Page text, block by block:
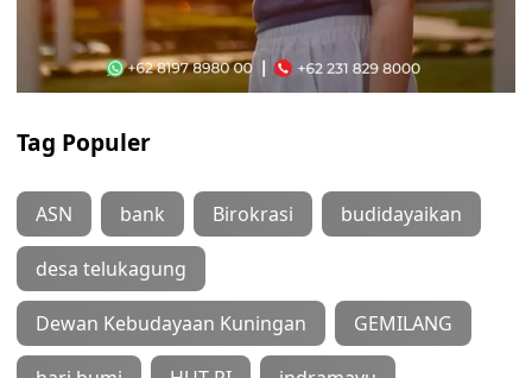
Tag Populer
ASN bank Birokrasi budidayaikan
desa telukagung
Dewan Kebudayaan Kuningan GEMILANG